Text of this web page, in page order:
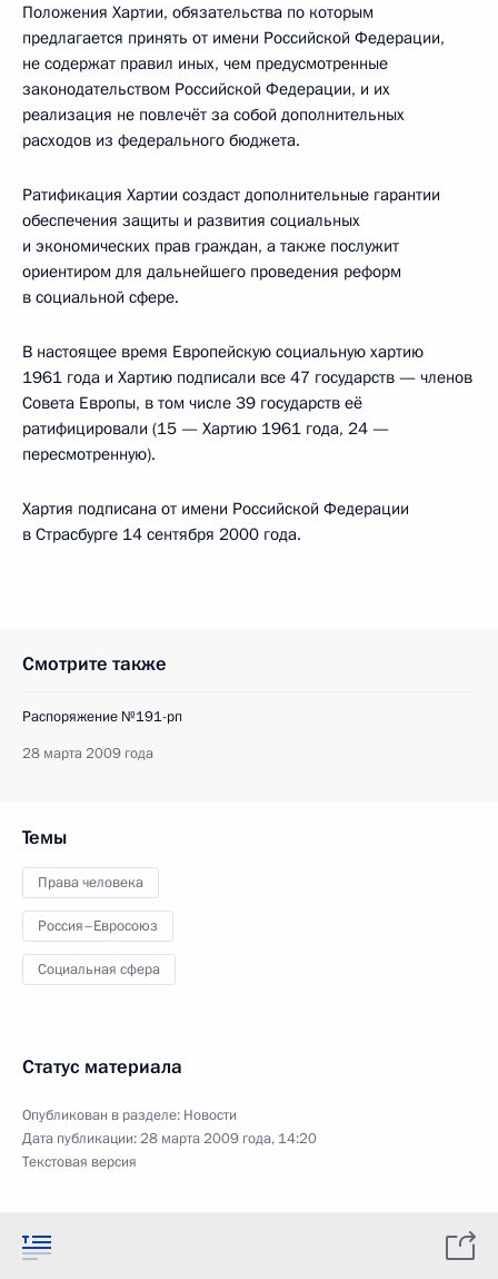
Положения Хартии, обязательства по которым
предлагается принять от имени Российской Федерации,
не содержат правил иных, чем предусмотренные
законодательством Российской Федерации, и их
реализация не повлечёт за собой дополнительных
расходов из федерального бюджета.
Ратификация Хартии создаст дополнительные гарантии
обеспечения защиты и развития социальных
и экономических прав граждан, а также послужит
ориентиром для дальнейшего проведения реформ
в социальной сфере.
В настоящее время Европейскую социальную хартию
1961 года и Хартию подписали все 47 государств — членов
Совета Европы, в том числе 39 государств её
ратифицировали (15 — Хартию 1961 года, 24 —
пересмотренную).
Хартия подписана от имени Российской Федерации
в Страсбурге 14 сентября 2000 года.
Смотрите также
Распоряжение №191-рп
28 марта 2009 года
Темы
Права человека
Россия–Евросоюз
Социальная сфера
Статус материала
Опубликован в разделе: Новости
Дата публикации:28 марта 2009 года, 14:20
Текстовая версия